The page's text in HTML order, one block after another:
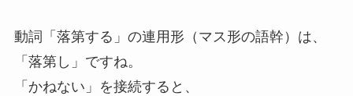
動詞「落第する」の連用形（マス形の語幹）は、
「落第し」ですね。
「かねない」を接続すると、